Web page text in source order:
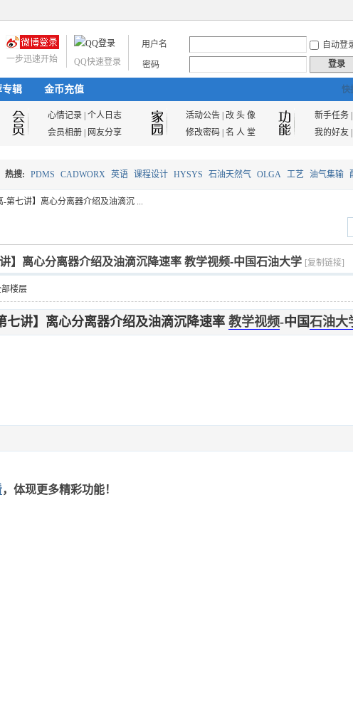
用户名 自动登
密码
登录
QQ快速登录
一步迅速开始
快
专辑 金币充值
心情记录 个人日志 活动公告| 改 头 像 新手任务|
会员相册 网友分享 修改密码| 名 人 堂 我的好友|
热搜: PDMS CADWORX 英语 课程设计 HYSYS 石油天然气 OLGA 工艺 油气集输
油气储运
-第七讲】离心分离器介绍及油滴沉 ...
】离心分离器介绍及油滴沉降速率 教学视频-中国石油大学 [复制链接]
楼层
七讲】离心分离器介绍及油滴沉降速率 教学视频-中国石油大
，体现更多精彩功能！